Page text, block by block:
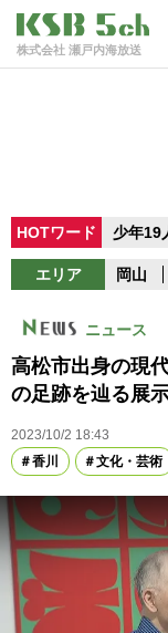
株式会社 瀬戸内海放送
HOTワード 少年19
エリア 岡山
ニュース
高松市出身の現
の足跡を辿る展
2023/10/2 18:43
香川
文化・芸術